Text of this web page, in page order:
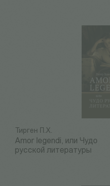
Тирген П.Х.
Amor legendi, или Чудо
русской литературы